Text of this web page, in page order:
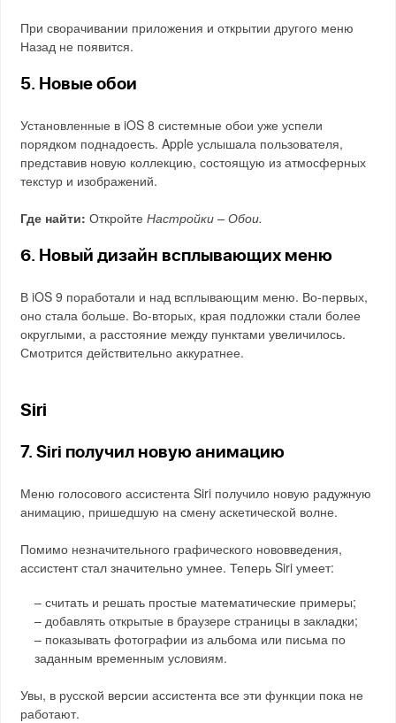
При сворачивании приложения и открытии другого меню
Назад не появится.
5. Новые обои
Установленные в iOS 8 системные обои уже успели
порядком поднадоесть. Apple услышала пользователя,
представив новую коллекцию, состоящую из атмосферных
текстур и изображений.
Где найти: ОткройтеНастройки – Обои.
6. Новый дизайн всплывающих меню
В iOS 9 поработали и над всплывающим меню. Во-первых,
оно стала больше. Во-вторых, края подложки стали более
округлыми, а расстояние между пунктами увеличилось.
Смотрится действительно аккуратнее.
Siri
7. Siri получил новую анимацию
Меню голосового ассистента Siri получило новую радужную
анимацию, пришедшую на смену аскетической волне.
Помимо незначительного графического нововведения,
ассистент стал значительно умнее. Теперь Siri умеет:
– считать и решать простые математические примеры;
– добавлять открытые в браузере страницы в закладки;
– показывать фотографии из альбома или письма по
заданным временным условиям.
Увы, в русской версии ассистента все эти функции пока не
работают.